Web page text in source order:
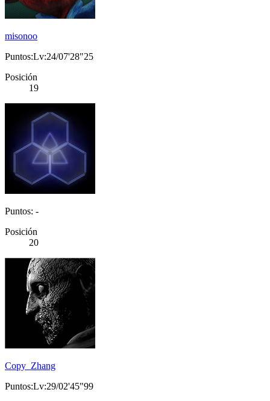
misonoo
Puntos:Lv:24/07'28"25
Posición
19
Puntos: -
Posición
20
Copy_Zhang
Puntos:Lv:29/02'45"99